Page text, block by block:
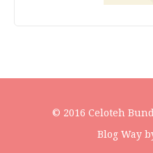
© 2016 Celoteh
Blog Way